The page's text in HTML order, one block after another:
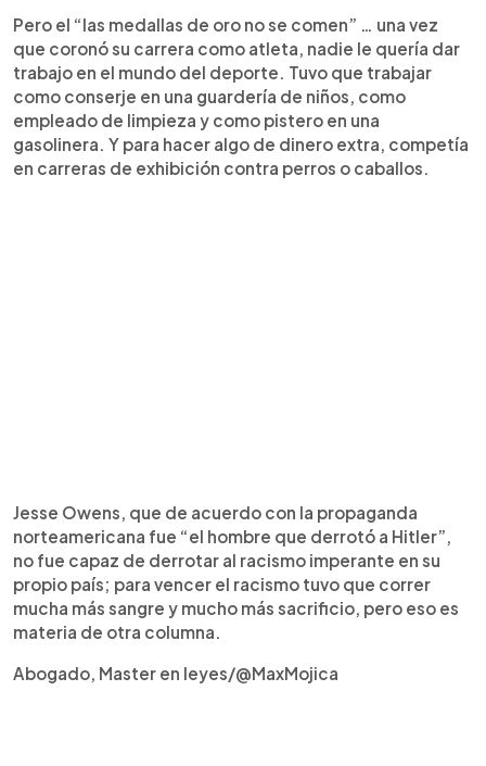
Pero el “las medallas de oro no se comen” … una vez
que coronó su carrera como atleta, nadie le quería dar
trabajo en el mundo del deporte. Tuvo que trabajar
como conserje en una guardería de niños, como
empleado de limpieza y como pistero en una
gasolinera. Y para hacer algo de dinero extra, competía
en carreras de exhibición contra perros o caballos.
Jesse Owens, que de acuerdo con la propaganda
norteamericana fue “el hombre que derrotó a Hitler”,
no fue capaz de derrotar al racismo imperante en su
propio país; para vencer el racismo tuvo que correr
mucha más sangre y mucho más sacrificio, pero eso es
materia de otra columna.
Abogado, Master en leyes/@MaxMojica